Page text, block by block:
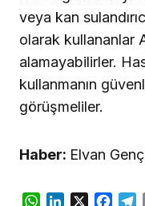
veya kan
olarak kullananlar
alamayabilirler.
kullanmanın
görüşmeliler.
Haber: Elvan
WhatsApp
LinkedIn
X